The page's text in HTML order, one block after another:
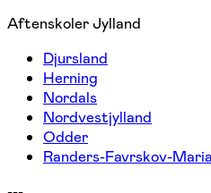
Aftenskoler Jylland
Djursland
Herning
Nordals
Nordvestjylland
Odder
Randers-Favrskov-